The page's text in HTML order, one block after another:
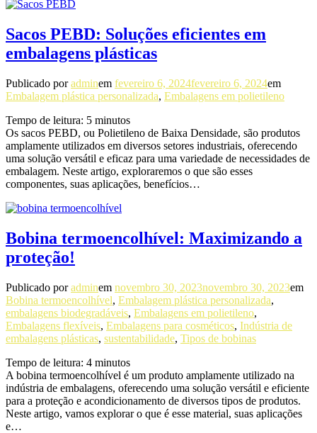
Sacos PEBD: Soluções eficientes em
embalagens plásticas
Publicado poradminem fevereiro 6, 2024fevereiro 6, 2024em
Embalagem plástica personalizada, Embalagens em polietileno
Tempo de leitura: 5 minutos
Os sacos PEBD, ou Polietileno de Baixa Densidade, são produtos
amplamente utilizados em diversos setores industriais, oferecendo
uma solução versátil e eficaz para uma variedade de necessidades de
embalagem. Neste artigo, exploraremos o que são esses
componentes, suas aplicações, benefícios…
Bobina termoencolhível: Maximizando a
proteção!
Publicado poradminem novembro 30, 2023novembro 30, 2023em
Bobina termoencolhível, Embalagem plástica personalizada,
embalagens biodegradáveis, Embalagens em polietileno,
Embalagens flexíveis, Embalagens para cosméticos, Indústria de
embalagens plásticas, sustentabilidade, Tipos de bobinas
Tempo de leitura: 4 minutos
A bobina termoencolhível é um produto amplamente utilizado na
indústria de embalagens, oferecendo uma solução versátil e eficiente
para a proteção e acondicionamento de diversos tipos de produtos.
Neste artigo, vamos explorar o que é esse material, suas aplicações
e…